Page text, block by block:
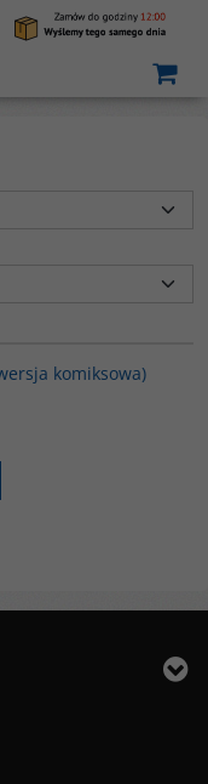
komiksowa)